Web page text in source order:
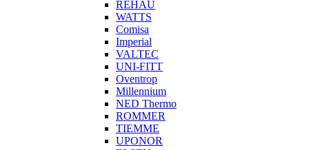
REHAU
WATTS
Comisa
Imperial
VALTEC
UNI-FITT
Oventrop
Millennium
NED Thermo
ROMMER
TIEMME
UPONOR